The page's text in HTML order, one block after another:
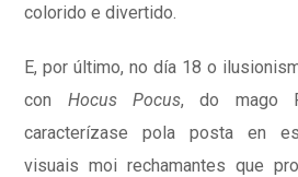
colorido e divertido.
E, por último, no día 18 o
con Hocus Pocus, do mago
caracterízase pola posta en
visuais moi rechamantes que